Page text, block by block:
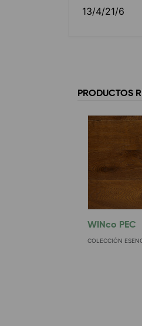
13/4/21/6
PRODUCTOS
WINco PEC
COLECCIÓN